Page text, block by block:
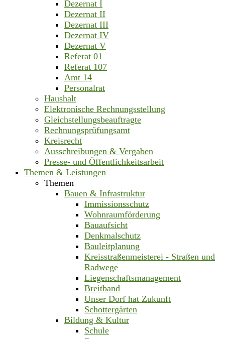
Dezernat I
Dezernat II
Dezernat III
Dezernat IV
Dezernat V
Referat 01
Referat 107
Amt 14
Personalrat
Haushalt
Elektronische Rechnungsstellung
Gleichstellungsbeauftragte
Rechnungsprüfungsamt
Kreisrecht
Ausschreibungen & Vergaben
Presse- und Öffentlichkeitsarbeit
Themen & Leistungen
Themen
Bauen & Infrastruktur
Immissionsschutz
Wohnraumförderung
Bauaufsicht
Denkmalschutz
Bauleitplanung
Kreisstraßenmeisterei - Straßen und
Radwege
Liegenschaftsmanagement
Breitband
Unser Dorf hat Zukunft
Schottergärten
Bildung & Kultur
Schule